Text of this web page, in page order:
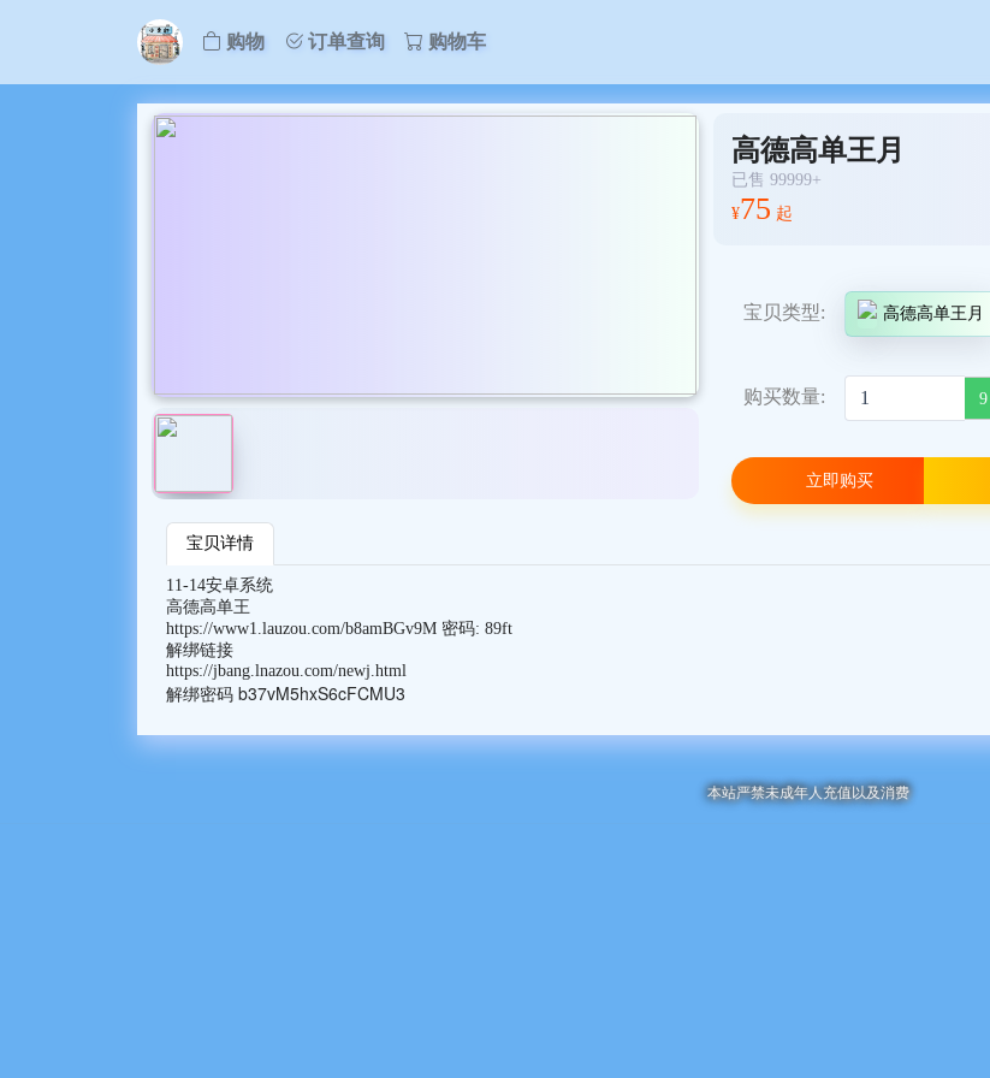
购物 订单查询 购物车
高德高单王月
已售 99999+
¥75 起
宝贝类型: 高德高单王月
购买数量: 9
立即购买
宝贝详情
11-14安卓系统
高德高单王
https://www1.lauzou.com/b8amBGv9M 密码: 89ft
解绑链接
https://jbang.lnazou.com/newj.html
解绑密码 b37vM5hxS6cFCMU3
本站严禁未成年人充值以及消费